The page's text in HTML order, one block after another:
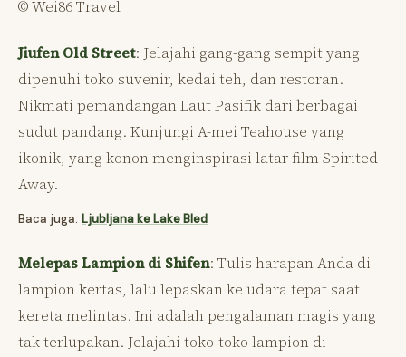
© Wei86 Travel
Jiufen Old Street: Jelajahi gang-gang sempit yang
dipenuhi toko suvenir, kedai teh, dan restoran.
Nikmati pemandangan Laut Pasifik dari berbagai
sudut pandang. Kunjungi A-mei Teahouse yang
ikonik, yang konon menginspirasi latar film Spirited
Away.
Baca juga: Ljubljana ke Lake Bled
Melepas Lampion di Shifen: Tulis harapan Anda di
lampion kertas, lalu lepaskan ke udara tepat saat
kereta melintas. Ini adalah pengalaman magis yang
tak terlupakan. Jelajahi toko-toko lampion di